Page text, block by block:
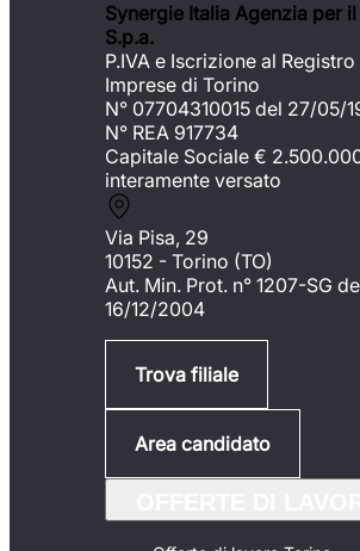
Synergie Italia Agenzia per
S.p.a.
P.IVA e Iscrizione al
Imprese di Torino
N° 07704310015 del 27/05/
N° REA 917734
Capitale Sociale €
interamente versato
Via Pisa, 29
10152 - Torino (TO)
Aut. Min. Prot. n° 1207-SG
16/12/2004
Trova filiale
Area candidato